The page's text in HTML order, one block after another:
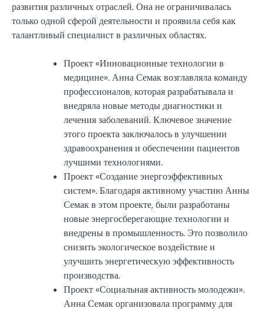
развития различных отраслей. Она не ограничивалась
только одной сферой деятельности и проявила себя как
талантливый специалист в различных областях.
Проект «Инновационные технологии в
медицине». Анна Семак возглавляла команду
профессионалов, которая разрабатывала и
внедряла новые методы диагностики и
лечения заболеваний. Ключевое значение
этого проекта заключалось в улучшении
здравоохранения и обеспечении пациентов
лучшими технологиями.
Проект «Создание энергоэффективных
систем». Благодаря активному участию Анны
Семак в этом проекте, были разработаны
новые энергосберегающие технологии и
внедрены в промышленность. Это позволило
снизить экологическое воздействие и
улучшить энергетическую эффективность
производства.
Проект «Социальная активность молодежи».
Анна Семак организовала программу для